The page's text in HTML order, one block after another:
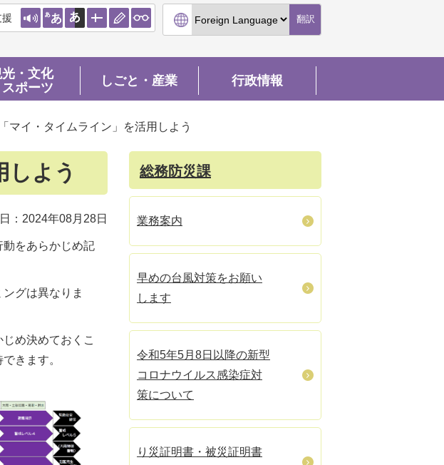
翻訳
・文化
スポーツ
しごと・産業 行政情報
マイ・タイムライン」を活用しよう
しよう
：2024年08月28日
動をあらかじめ記
グは異なりま
め決めておくこ
きます。
総務防災課
業務案内
早めの台風対策をお願い
します
令和5年5月8日以降の新型
コロナウイルス感染症対
策について
り災証明書・被災証明書